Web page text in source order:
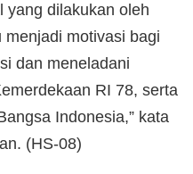
yang dilakukan oleh
motivasi bagi
dan meneladani
RI 78, serta
Indonesia,” kata
(HS-08)